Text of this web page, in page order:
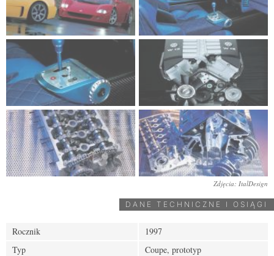
Zdjęcia: ItalDesign
DANE TECHNICZNE I OSIĄGI
Rocznik
1997
Typ
Coupe, prototyp